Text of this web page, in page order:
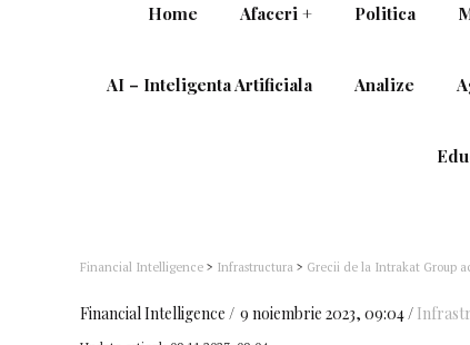
Home Afaceri + Politica
AI – Inteligenta Artificiala Analize
Financial Intelligence > Infrastructura > Grecii de la Intrakat Group
Financial Intelligence 9 noiembrie 2023, 09:04